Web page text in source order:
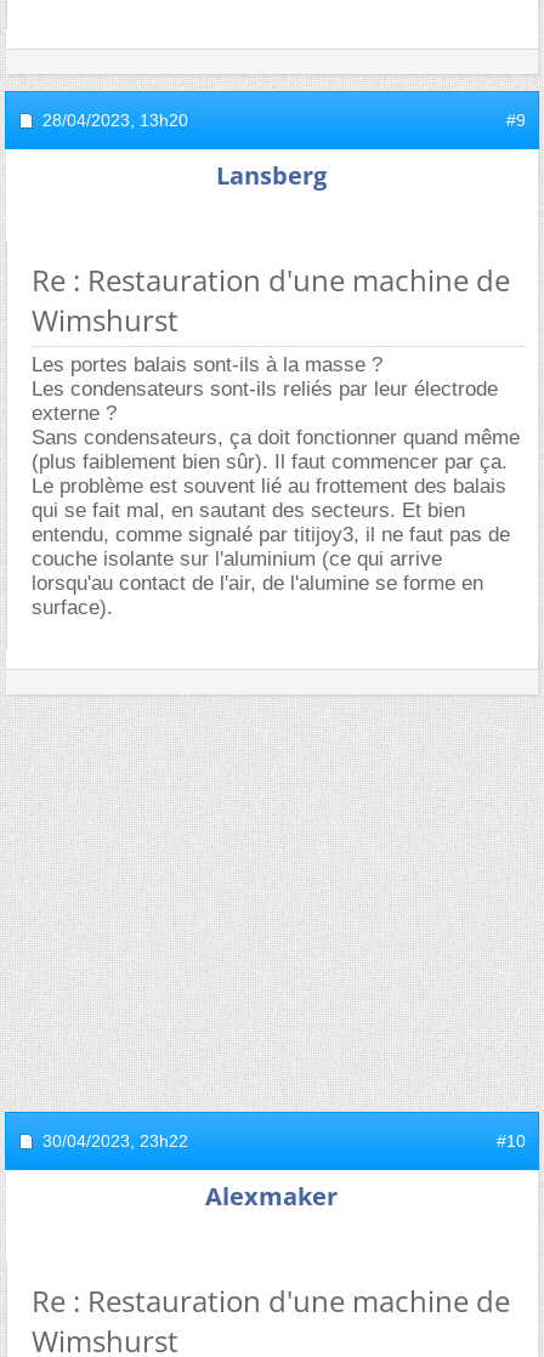
28/04/2023, 13h20 #9
Lansberg
Re : Restauration d'une machine de
Wimshurst
Les portes balais sont-ils à la masse ?
Les condensateurs sont-ils reliés par leur électrode
externe ?
Sans condensateurs, ça doit fonctionner quand même
(plus faiblement bien sûr). Il faut commencer par ça.
Le problème est souvent lié au frottement des balais
qui se fait mal, en sautant des secteurs. Et bien
entendu, comme signalé par titijoy3, il ne faut pas de
couche isolante sur l'aluminium (ce qui arrive
lorsqu'au contact de l'air, de l'alumine se forme en
surface).
30/04/2023, 23h22 #10
Alexmaker
Re : Restauration d'une machine de
Wimshurst